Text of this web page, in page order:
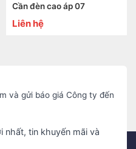
Cần đèn cao áp 07
Liên hệ
và gửi báo giá Công ty đến
nhất, tin khuyến mãi và